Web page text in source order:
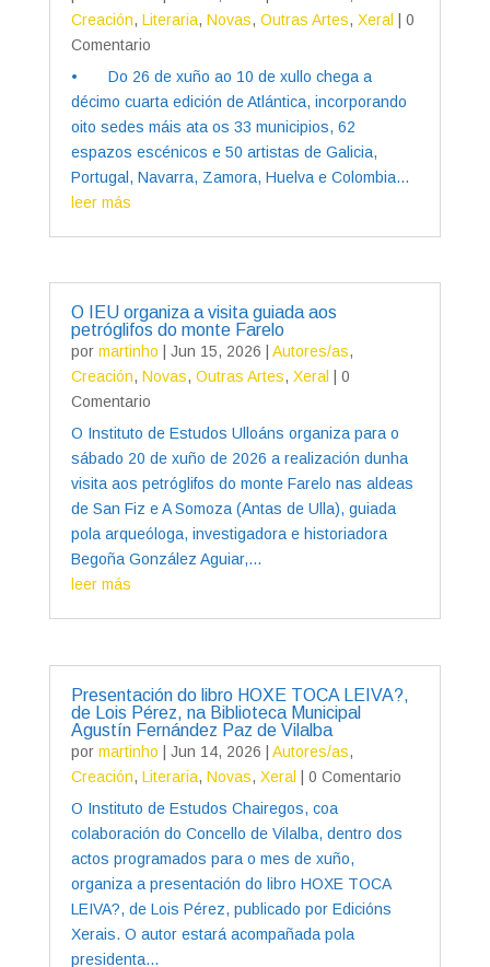
Creación, Literaria, Novas, Outras Artes, Xeral
| 0
Comentario
• Do 26 de xuño ao 10 de xullo chega a
décimo cuarta edición de Atlántica, incorporando
oito sedes máis ata os 33 municipios, 62
espazos escénicos e 50 artistas de Galicia,
Portugal, Navarra, Zamora, Huelva e Colombia...
leer más
O IEU organiza a visita guiada aos
petróglifos do monte Farelo
por martinho Jun 15, 2026 Autores/as,
Creación, Novas, Outras Artes, Xeral
| 0
Comentario
O Instituto de Estudos Ulloáns organiza para o
sábado 20 de xuño de 2026 a realización dunha
visita aos petróglifos do monte Farelo nas aldeas
de San Fiz e A Somoza (Antas de Ulla), guiada
pola arqueóloga, investigadora e historiadora
Begoña González Aguiar,...
leer más
Presentación do libro HOXE TOCA LEIVA?,
de Lois Pérez, na Biblioteca Municipal
Agustín Fernández Paz de Vilalba
por martinho Jun 14, 2026 Autores/as,
Creación, Literaria, Novas, Xeral
| 0 Comentario
O Instituto de Estudos Chairegos, coa
colaboración do Concello de Vilalba, dentro dos
actos programados para o mes de xuño,
organiza a presentación do libro HOXE TOCA
LEIVA?, de Lois Pérez, publicado por Edicións
Xerais. O autor estará acompañada pola
presidenta...